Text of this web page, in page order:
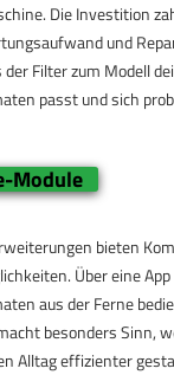
Die Investition
und
Filter zum Modell
passt und sich
Module
bieten
Über eine
aus der Ferne
besonders Sinn,
Alltag effizienter